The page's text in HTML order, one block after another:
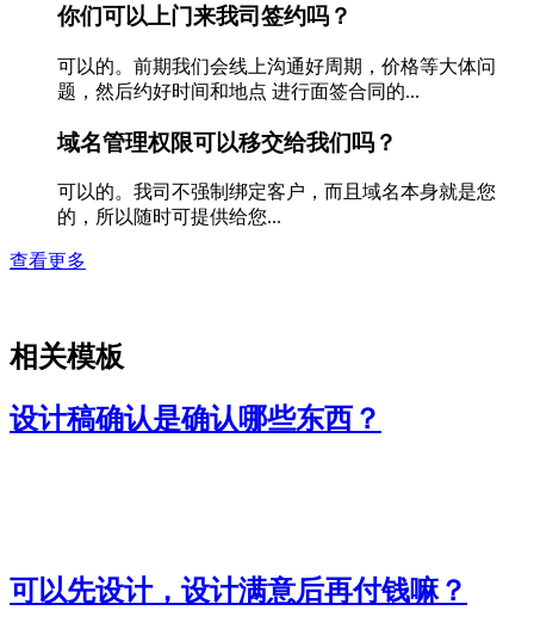
你们可以上门来我司签约吗？
可以的。前期我们会线上沟通好周期，价格等大体问
题，然后约好时间和地点 进行面签合同的...
域名管理权限可以移交给我们吗？
可以的。我司不强制绑定客户，而且域名本身就是您
的，所以随时可提供给您...
查看更多
相关模板
设计稿确认是确认哪些东西？
可以先设计，设计满意后再付钱嘛？